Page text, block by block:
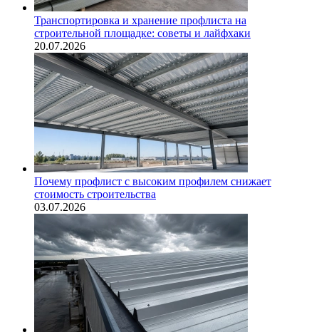
Транспортировка и хранение профлиста на
строительной площадке: советы и лайфхаки
20.07.2026
Почему профлист с высоким профилем снижает
стоимость строительства
03.07.2026